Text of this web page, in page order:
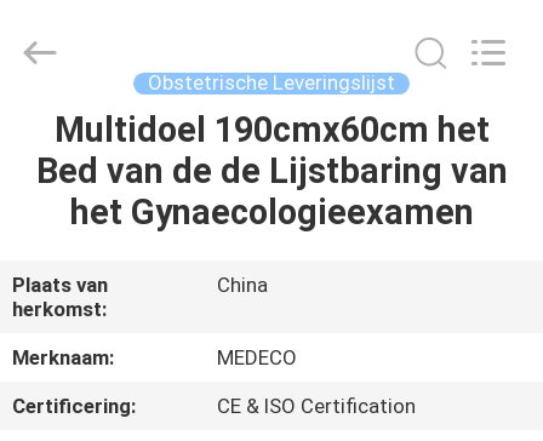
HUIS
PRODUCTEN
ONGEVEER
ONS
FABRIEKSREIS
Rights
Obstetrische Leveringslijst
Multidoel 190cmx60cm het
Bed van de de Lijstbaring van
het Gynaecologieexamen
Plaats van
herkomst:
China
Merknaam:
MEDECO
Certificering:
CE & ISO Certification